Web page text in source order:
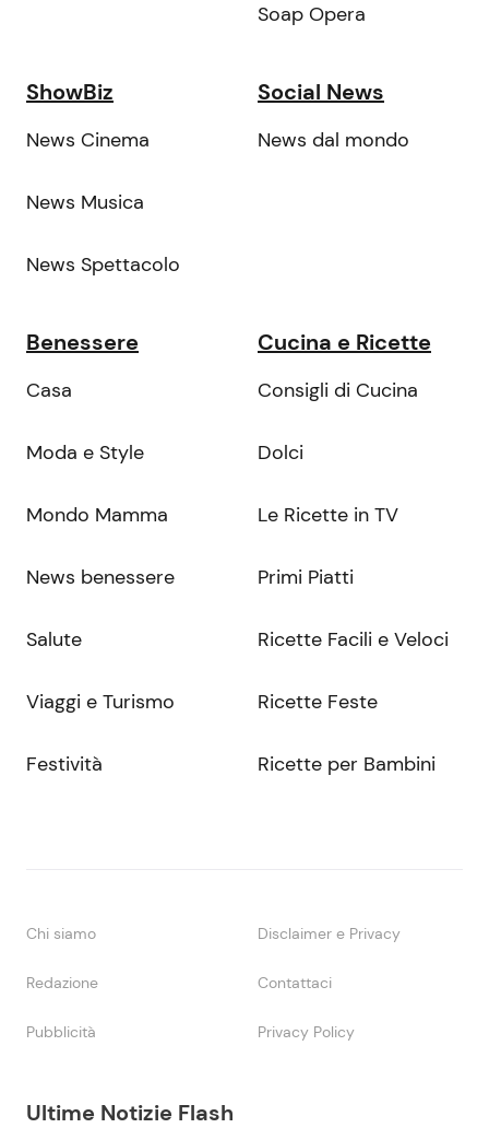
Ultime Notizie Flash
Soap Opera
ShowBiz
News Cinema
News Musica
News Spettacolo
Social News
News dal mondo
Benessere
Casa
Moda e Style
Mondo Mamma
News benessere
Salute
Viaggi e Turismo
Festività
Cucina e Ricette
Consigli di Cucina
Dolci
Le Ricette in TV
Primi Piatti
Ricette Facili e Veloci
Ricette Feste
Ricette per Bambini
Chi siamo Disclaimer e Privacy
Redazione Contattaci
Pubblicità Privacy Policy